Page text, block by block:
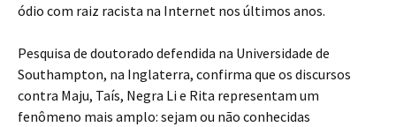
ódio com raiz racista na Internet nos últimos anos.
Pesquisa de doutorado defendida na Universidade de
Southampton, na Inglaterra, confirma que os discursos
contra Maju, Taís, Negra Li e Rita representam um
fenômeno mais amplo: sejam ou não conhecidas